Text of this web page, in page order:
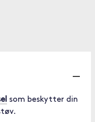
som beskytter din